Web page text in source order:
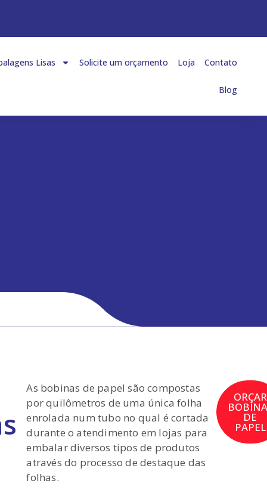
Lisas Solicite um orçamento Loja Contato
Blog
As bobinas de papel são compostas
por quilômetros de uma única folha
enrolada num tubo no qual é cortada
durante o atendimento em lojas para
embalar diversos tipos de produtos
através do processo de destaque das
folhas.
ORÇAR
DE
PAPEL